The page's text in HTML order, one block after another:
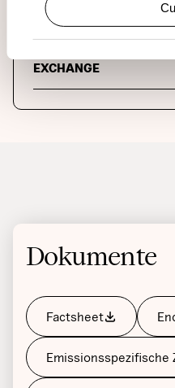
LOCAL TICKER
COUNTRY
EXCHANGE
Dokumente
Factsheet
Emissionsspezifische